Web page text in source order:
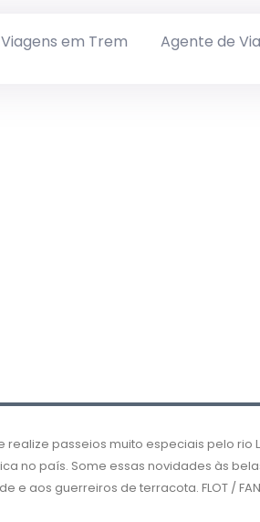
Viagens em Trem Agente de
passeios muito especiais pelo rio
no país. Some essas novidades às
e aos guerreiros de terracota. FLOT / FAN